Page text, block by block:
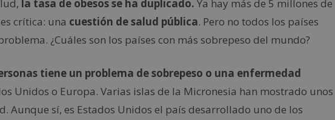
la tasa de obesos se ha duplicado. Ya hay más de 5 millones de
crítica: una cuestión de salud pública. Pero no todos los países
¿Cuáles son los países con más sobrepeso del mundo?
tiene un problema de sobrepeso o una enfermedad
Unidos o Europa. Varias islas de la Micronesia han mostrado unos
Aunque sí, es Estados Unidos el país desarrollado uno de los